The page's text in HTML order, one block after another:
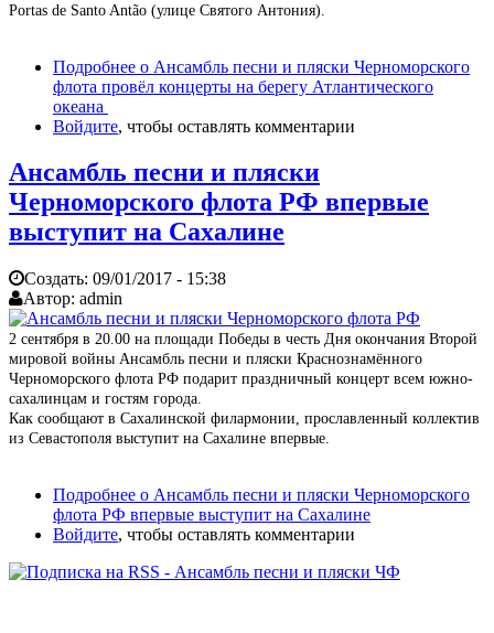
Portas de Santo Antão (улице Святого Антония).
Подробнее о Ансамбль песни и пляски Черноморского
флота провёл концерты на берегу Атлантического
океана
Войдите, чтобы оставлять комментарии
Ансамбль песни и пляски
Черноморского флота РФ впервые
выступит на Сахалине
Создать: 09/01/2017 - 15:38
Автор: admin
2 сентября в 20.00 на площади Победы в честь Дня окончания Второй
мировой войны Ансамбль песни и пляски Краснознамённого
Черноморского флота РФ подарит праздничный концерт всем южно-
сахалинцам и гостям города.
Как сообщают в Сахалинской филармонии, прославленный коллектив
из Севастополя выступит на Сахалине впервые.
Подробнее о Ансамбль песни и пляски Черноморского
флота РФ впервые выступит на Сахалине
Войдите, чтобы оставлять комментарии